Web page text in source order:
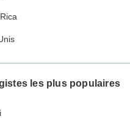
les plus populaires